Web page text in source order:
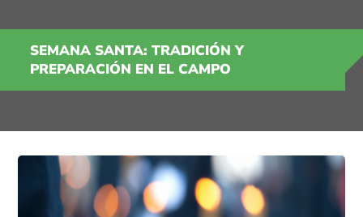
SEMANA SANTA: TRADICIÓN Y
PREPARACIÓN EN EL CAMPO